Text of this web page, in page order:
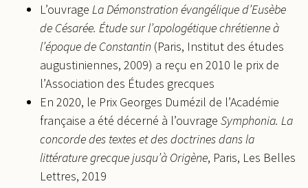
L’ouvrage La Démonstration évangélique d’Eusèbe
de Césarée. Étude sur l’apologétique chrétienne à
l’époque de Constantin (Paris, Institut des études
augustiniennes, 2009) a reçu en 2010 le prix de
l’Association des Études grecques
En 2020, le Prix Georges Dumézil de l’Académie
française a été décerné à l’ouvrage Symphonia. La
concorde des textes et des doctrines dans la
littérature grecque jusqu’à Origène, Paris, Les Belles
Lettres, 2019